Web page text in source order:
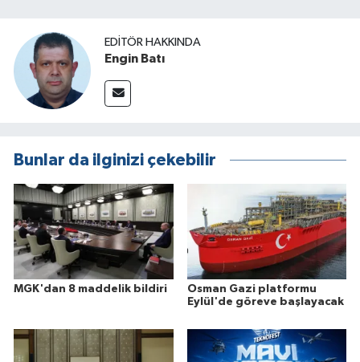
EDITÖR HAKKINDA
Engin Batı
Bunlar da ilginizi çekebilir
MGK'dan 8 maddelik bildiri
Osman Gazi platformu
Eylül'de göreve başlayacak